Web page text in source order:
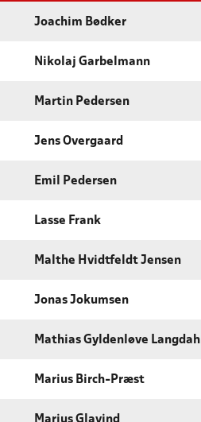
Joachim Bødker
Nikolaj Garbelmann
Martin Pedersen
Jens Overgaard
Emil Pedersen
Lasse Frank
Malthe Hvidtfeldt Jensen
Jonas Jokumsen
Mathias Gyldenløve Langdahl
Marius Birch-Præst
Marius Glavind